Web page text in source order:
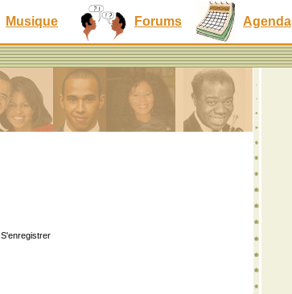
Musique Forums Agenda
S'enregistrer